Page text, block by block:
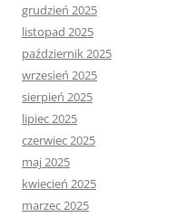
grudzień 2025
listopad 2025
październik 2025
wrzesień 2025
sierpień 2025
lipiec 2025
czerwiec 2025
maj 2025
kwiecień 2025
marzec 2025